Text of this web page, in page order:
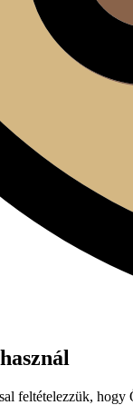
feltételezzük,